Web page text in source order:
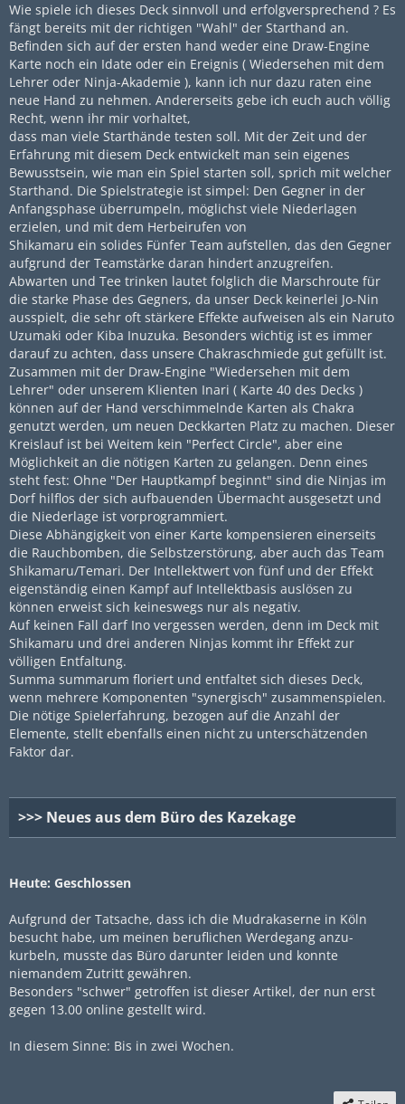
Wie spiele ich dieses Deck sinnvoll und erfolgversprechend ? Es
fängt bereits mit der richtigen "Wahl" der Starthand an.
Befinden sich auf der ersten hand weder eine Draw-Engine
Karte noch ein Idate oder ein Ereignis ( Wiedersehen mit dem
Lehrer oder Ninja-Akademie ), kann ich nur dazu raten eine
neue Hand zu nehmen. Andererseits gebe ich euch auch völlig
Recht, wenn ihr mir vorhaltet,
dass man viele Starthände testen soll. Mit der Zeit und der
Erfahrung mit diesem Deck entwickelt man sein eigenes
Bewusstsein, wie man ein Spiel starten soll, sprich mit welcher
Starthand. Die Spielstrategie ist simpel: Den Gegner in der
Anfangsphase überrumpeln, möglichst viele Niederlagen
erzielen, und mit dem Herbeirufen von
Shikamaru ein solides Fünfer Team aufstellen, das den Gegner
aufgrund der Teamstärke daran hindert anzugreifen.
Abwarten und Tee trinken lautet folglich die Marschroute für
die starke Phase des Gegners, da unser Deck keinerlei Jo-Nin
ausspielt, die sehr oft stärkere Effekte aufweisen als ein Naruto
Uzumaki oder Kiba Inuzuka. Besonders wichtig ist es immer
darauf zu achten, dass unsere Chakraschmiede gut gefüllt ist.
Zusammen mit der Draw-Engine "Wiedersehen mit dem
Lehrer" oder unserem Klienten Inari ( Karte 40 des Decks )
können auf der Hand verschimmelnde Karten als Chakra
genutzt werden, um neuen Deckkarten Platz zu machen. Dieser
Kreislauf ist bei Weitem kein "Perfect Circle", aber eine
Möglichkeit an die nötigen Karten zu gelangen. Denn eines
steht fest: Ohne "Der Hauptkampf beginnt" sind die Ninjas im
Dorf hilflos der sich aufbauenden Übermacht ausgesetzt und
die Niederlage ist vorprogrammiert.
Diese Abhängigkeit von einer Karte kompensieren einerseits
die Rauchbomben, die Selbstzerstörung, aber auch das Team
Shikamaru/Temari. Der Intellektwert von fünf und der Effekt
eigenständig einen Kampf auf Intellektbasis auslösen zu
können erweist sich keineswegs nur als negativ.
Auf keinen Fall darf Ino vergessen werden, denn im Deck mit
Shikamaru und drei anderen Ninjas kommt ihr Effekt zur
völligen Entfaltung.
Summa summarum floriert und entfaltet sich dieses Deck,
wenn mehrere Komponenten "synergisch" zusammenspielen.
Die nötige Spielerfahrung, bezogen auf die Anzahl der
Elemente, stellt ebenfalls einen nicht zu unterschätzenden
Faktor dar.
>>> Neues aus dem Büro des Kazekage
Heute: Geschlossen
Aufgrund der Tatsache, dass ich die Mudrakaserne in Köln
besucht habe, um meinen beruflichen Werdegang anzu-
kurbeln, musste das Büro darunter leiden und konnte
niemandem Zutritt gewähren.
Besonders "schwer" getroffen ist dieser Artikel, der nun erst
gegen 13.00 online gestellt wird.
In diesem Sinne: Bis in zwei Wochen.